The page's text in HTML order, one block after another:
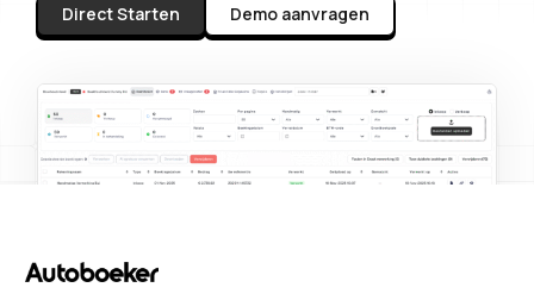
Direct Starten Demo aanvragen